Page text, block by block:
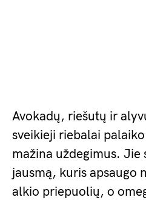
Avokadų, riešutų ir
sveikieji riebalai
mažina uždegimus. Jie
jausmą, kuris apsaugo
alkio priepuolių, o